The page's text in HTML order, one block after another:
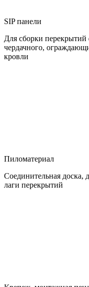
SIP панели
Для сборки
чердачного,
кровли
Пиломатериал
Соединительная доска,
лаги перекрытий